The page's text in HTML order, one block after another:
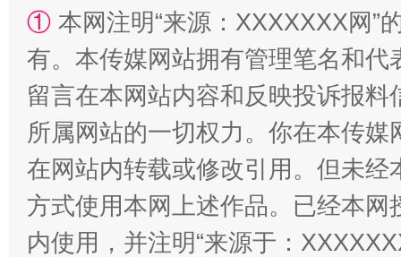
解纷+调解+退费，一次搞定
① 本网注明“来源：XXXXXXX网”
有。本传媒网站拥有管理笔名和
留言在本网站内容和反映投诉报
所属网站的一切权力。你在本传
在网站内转载或修改引用。但未
方式使用本网上述作品。已经本
内使用，并注明“来源于：